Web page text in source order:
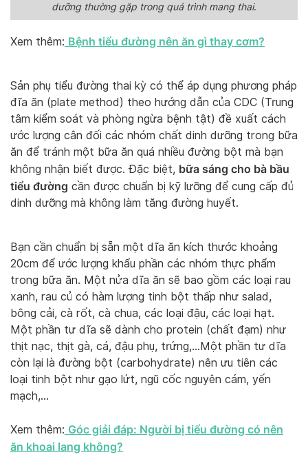
dưỡng thường gặp trong quá trình mang thai.
Xem thêm: Bệnh tiểu đường nên ăn gì thay cơm?
Sản phụ tiểu đường thai kỳ có thể áp dụng phương pháp
đĩa ăn (plate method) theo hướng dẫn của CDC (Trung
tâm kiểm soát và phòng ngừa bệnh tật) đề xuất cách
ước lượng cân đối các nhóm chất dinh dưỡng trong bữa
ăn để tránh một bữa ăn quá nhiều đường bột mà bạn
không nhận biết được. Đặc biệt, bữa sáng cho bà bầu
tiểu đường cần được chuẩn bị kỹ lưỡng để cung cấp đủ
dinh dưỡng mà không làm tăng đường huyết.
Bạn cần chuẩn bị sẵn một dĩa ăn kích thước khoảng
20cm để ước lượng khẩu phần các nhóm thực phẩm
trong bữa ăn. Một nửa dĩa ăn sẽ bao gồm các loại rau
xanh, rau củ có hàm lượng tinh bột thấp như salad,
bông cải, cà rốt, cà chua, các loại đậu, các loại hạt.
Một phần tư dĩa sẽ dành cho protein (chất đạm) như
thịt nạc, thịt gà, cá, đậu phụ, trứng,…Một phần tư dĩa
còn lại là đường bột (carbohydrate) nên ưu tiên các
loại tinh bột như gạo lứt, ngũ cốc nguyên cám, yến
mạch,…
Xem thêm: Góc giải đáp: Người bị tiểu đường có nên
ăn khoai lang không?